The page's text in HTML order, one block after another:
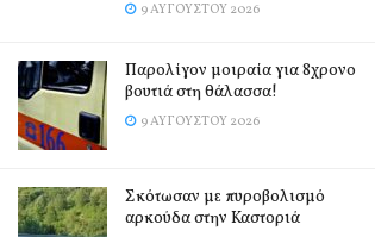
9 ΑΥΓΟΎΣΤΟΥ 2026
Παρολίγον μοιραία για 8χρονο
βουτιά στη θάλασσα!
9 ΑΥΓΟΎΣΤΟΥ 2026
Σκότωσαν με πυροβολισμό
αρκούδα στην Καστοριά